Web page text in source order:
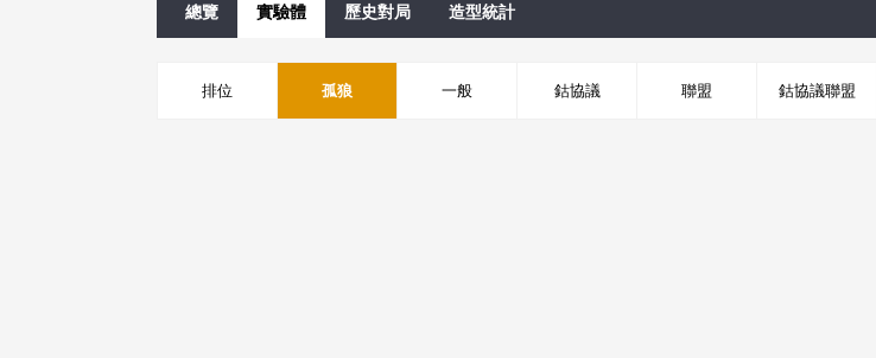
總覽 實驗體 歷史對局 造型統計
排位 孤狼 一般 鈷協議 聯盟 鈷協議聯盟